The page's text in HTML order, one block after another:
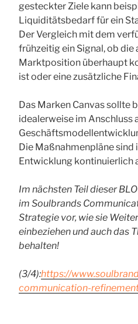
gesteckter Ziele kann
Liquiditätsbedarf für ein
Der Vergleich mit dem
frühzeitig ein Signal, ob
Marktposition überhaupt
ist oder eine zusätzliche
Das Marken Canvas sollte
idealerweise im Anschluss
Die Maßnahmenpläne
Entwicklung kontinuierlich
Im nächsten Teil dieser
im Soulbrands
Strategie vor, wie sie
einbeziehen und auch das
behalten!
(3/4):https://
communication-